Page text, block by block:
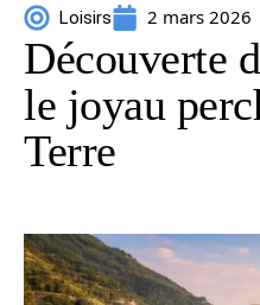
Loisirs 2 mars 2026
Découverte
le joyau
Terre